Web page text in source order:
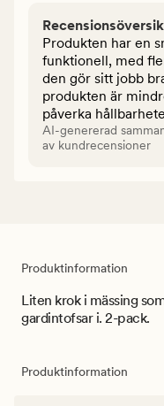
Produkten har en
funktionell, med
den gör sitt jobb
produkten är
påverka
AI-genererad
av kundrecensioner
Produktinformation
Liten krok i mässing
gardintofsar i. 2-pack.
Produktinformation